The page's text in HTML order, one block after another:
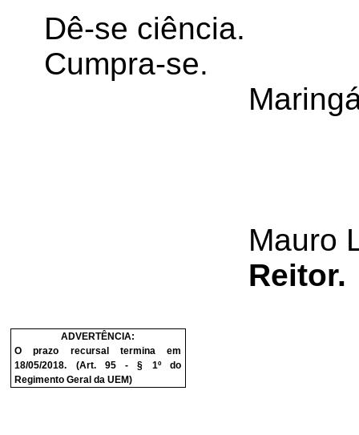
Dê-se ciência.
Cumpra-se.
Mauro
Reitor.
ADVERTÊNCIA:
O prazo recursal termina em
18/05/2018. (Art. 95 - § 1º do
Regimento Geral da UEM)